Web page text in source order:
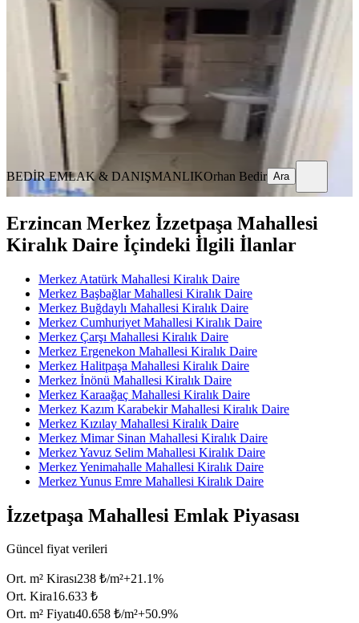
Merkez, Cumhuriyet Mahallesi
145 m² 3. Kat 14.07.2026
22.000 ₺
BEDİR EMLAK & DANIŞMANLIK Orhan Bedir
BEDİR EMLAK & DANIŞMANLIKOrhan Bedir Ara
Erzincan Merkez İzzetpaşa Mahallesi
Kiralık Daire İçindeki İlgili İlanlar
Merkez Atatürk Mahallesi Kiralık Daire
Merkez Başbağlar Mahallesi Kiralık Daire
Merkez Buğdaylı Mahallesi Kiralık Daire
Merkez Cumhuriyet Mahallesi Kiralık Daire
Merkez Çarşı Mahallesi Kiralık Daire
Merkez Ergenekon Mahallesi Kiralık Daire
Merkez Halitpaşa Mahallesi Kiralık Daire
Merkez İnönü Mahallesi Kiralık Daire
Merkez Karaağaç Mahallesi Kiralık Daire
Merkez Kazım Karabekir Mahallesi Kiralık Daire
Merkez Kızılay Mahallesi Kiralık Daire
Merkez Mimar Sinan Mahallesi Kiralık Daire
Merkez Yavuz Selim Mahallesi Kiralık Daire
Merkez Yenimahalle Mahallesi Kiralık Daire
Merkez Yunus Emre Mahallesi Kiralık Daire
İzzetpaşa Mahallesi Emlak Piyasası
Güncel fiyat verileri
Ort. m² Kirası238 ₺/m²+21.1%
Ort. Kira16.633 ₺
Ort. m² Fiyatı40.658 ₺/m²+50.9%